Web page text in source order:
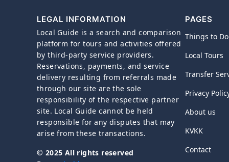
LEGAL INFORMATION
Local Guide is a search and comparison
platform for tours and activities offered
by third-party service providers.
Reservations, payments, and service
delivery resulting from referrals made
through our site are the sole
responsibility of the respective partner
site. Local Guide cannot be held
responsible for any disputes that may
arise from these transactions.
© 2025 All rights reserved
PAGES
Things to Do
Local Tours
Transfer
Privacy
About us
KVKK
Contact